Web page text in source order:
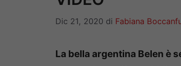
Dic 21, 2020 di Fabiana
La bella argentina Belen è